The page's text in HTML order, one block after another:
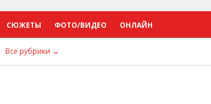
СЮЖЕТЫ ФОТО/ВИДЕО ОНЛАЙН
Все рубрики →